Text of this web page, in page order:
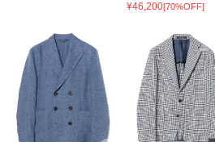
¥46,200[70%OFF]